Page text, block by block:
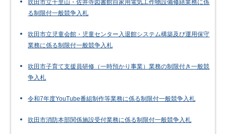
吹田市立千里山・佐井寺図書館自家用電気工作物設備修繕業務に係
る制限付一般競争入札
吹田市立児童会館・児童センター入退館システム構築及び運用保守
業務に係る制限付一般競争入札
吹田市子育て支援員研修（一時預かり事業）業務の制限付き一般競
争入札
令和7年度YouTube番組制作等業務に係る制限付一般競争入札
吹田市消防本部関係施設受付業務に係る制限付一般競争入札